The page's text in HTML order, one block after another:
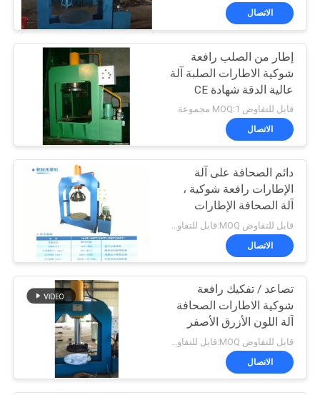
اطارات الرافعات
الشوكيه الصلبة
الهيدروليكية آلة رفع
في الميناء
26
شاحنة الحمولة اليدوية
26
الاتصال
إطار من الصلب رافعة
شوكية الاطارات الصلبة آلة
عالية الدقة شهادة CE
قابل للتفاوض MOQ:1 مجموعة
الاتصال
دائم الصحافة على آلة
الإطارات رافعة شوكية ،
آلة الصحافة الإطارات
الصناعية 80 طن TP80
قابل للتفاوض MOQ:قابل للتفاوض
الاتصال
تصاعد / تفكيك رافعة
شوكية الاطارات الصحافة
آلة اللون الأزرق الأصفر
الفضي
الاتصال